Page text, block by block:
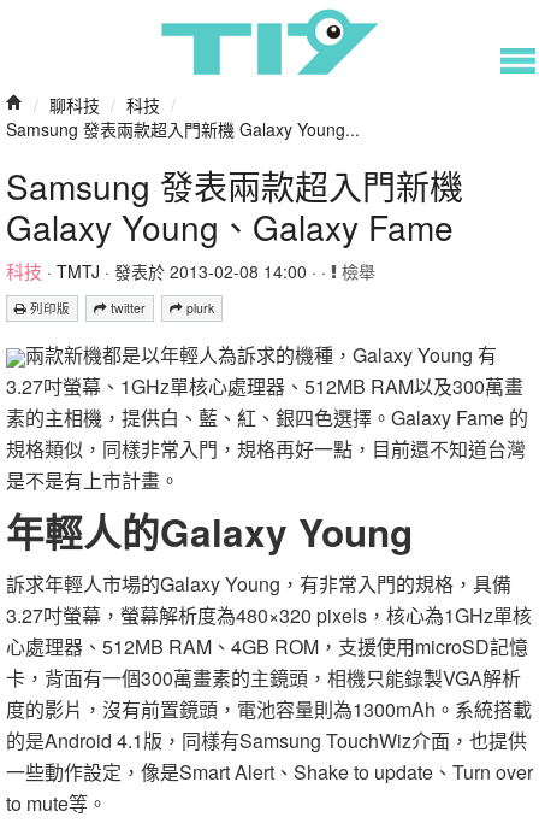
/ 聊科技 / 科技 /
Samsung 發表兩款超入門新機 Galaxy Young...
Samsung 發表兩款超入門新機
Galaxy Young、Galaxy Fame
科技 · TMTJ · 發表於 2013-02-08 14:00 · · 檢舉
列印版 twitter plurk
兩款新機都是以年輕人為訴求的機種，Galaxy Young 有
3.27吋螢幕、1GHz單核心處理器、512MB RAM以及300萬畫
素的主相機，提供白、藍、紅、銀四色選擇。Galaxy Fame 的
規格類似，同樣非常入門，規格再好一點，目前還不知道台灣
是不是有上市計畫。
年輕人的Galaxy Young
訴求年輕人市場的Galaxy Young，有非常入門的規格，具備
3.27吋螢幕，螢幕解析度為480×320 pixels，核心為1GHz單核
心處理器、512MB RAM、4GB ROM，支援使用microSD記憶
卡，背面有一個300萬畫素的主鏡頭，相機只能錄製VGA解析
度的影片，沒有前置鏡頭，電池容量則為1300mAh。系統搭載
的是Android 4.1版，同樣有Samsung TouchWiz介面，也提供
一些動作設定，像是Smart Alert、Shake to update、Turn over
to mute等。